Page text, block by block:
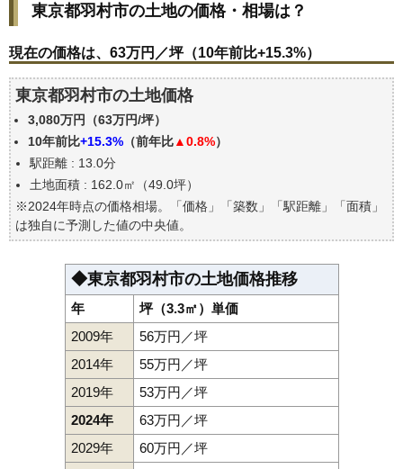
現在の価格は、63万円／坪（10年前比+15.3%）
価格を詳細に分析しよう
東京都羽村市の土地の過去の売買事例
公示地価はいくら
エリアの将来性を人口予想から検討しよう
自分の年収でいくらの不動産が買える？
東京都羽村市の土地の価格・相場は？
現在の価格は、63万円／坪（10年前比+15.3%）
東京都羽村市の土地価格
3,080万円（63万円/坪）
10年前比+15.3% （前年比▲0.8%）
駅距離 : 13.0分
土地面積 : 162.0㎡（49.0坪）
※2024年時点の価格相場。「価格」「築数」「駅距離」「面積」
は独自に予測した値の中央値。
◆東京都羽村市の土地価格推移
年
坪（3.3㎡）単価
2009年
56万円／坪
2014年
55万円／坪
2019年
53万円／坪
2024年
63万円／坪
2029年
60万円／坪